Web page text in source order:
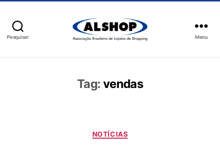
Pesquisar Menu
Tag: vendas
NOTÍCIAS